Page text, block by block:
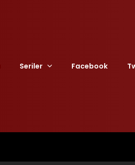
Seriler Facebook